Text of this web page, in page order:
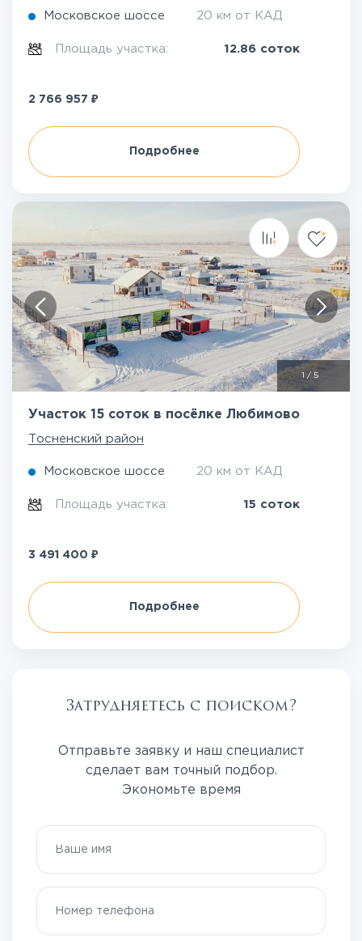
Московское шоссе 20 км от КАД
Площадь участка: 12.86 соток
2 766 957 ₽
Подробнее
1 / 5
Участок 15 соток в посёлке Любимово
Тосненский район
Московское шоссе 20 км от КАД
Площадь участка: 15 соток
3 491 400 ₽
Подробнее
Затрудняетесь с поиском?
Отправьте заявку и наш специалист
сделает вам точный подбор.
Экономьте время